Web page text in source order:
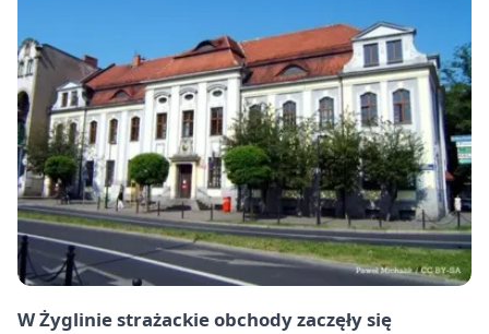
W Żyglinie strażackie obchody zaczęły się